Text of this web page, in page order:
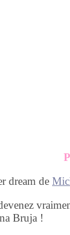
dream de
Bruja !